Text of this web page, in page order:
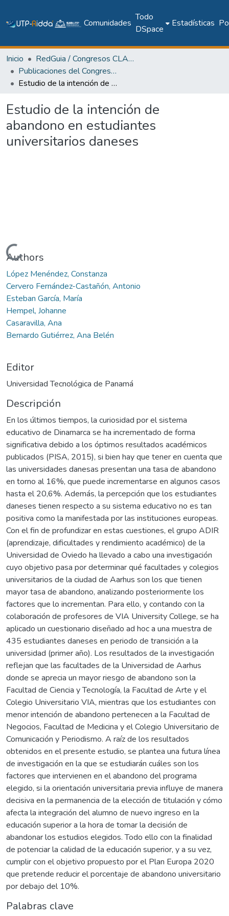
Comunidades
Todo
DSpace
Estadísticas
Inicio
RedGuia / Congresos CLABES
Publicaciones del Congreso Internacional CLABES
Estudio de la intención de abandono en estudiantes universitarios daneses
Estudio de la intención de
abandono en estudiantes
universitarios daneses
Cargando...
Authors
López Menéndez, Constanza
Cervero Fernández-Castañón, Antonio
Esteban García, María
Hempel, Johanne
Casaravilla, Ana
Bernardo Gutiérrez, Ana Belén
Editor
Universidad Tecnológica de Panamá
Descripción
En los últimos tiempos, la curiosidad por el sistema
educativo de Dinamarca se ha incrementado de forma
significativa debido a los óptimos resultados académicos
publicados (PISA, 2015), si bien hay que tener en cuenta que
las universidades danesas presentan una tasa de abandono
en torno al 16%, que puede incrementarse en algunos casos
hasta el 20,6%. Además, la percepción que los estudiantes
daneses tienen respecto a su sistema educativo no es tan
positiva como la manifestada por las instituciones europeas.
Con el fin de profundizar en estas cuestiones, el grupo ADIR
(aprendizaje, dificultades y rendimiento académico) de la
Universidad de Oviedo ha llevado a cabo una investigación
cuyo objetivo pasa por determinar qué facultades y colegios
universitarios de la ciudad de Aarhus son los que tienen
mayor tasa de abandono, analizando posteriormente los
factores que lo incrementan. Para ello, y contando con la
colaboración de profesores de VIA University College, se ha
aplicado un cuestionario diseñado ad hoc a una muestra de
435 estudiantes daneses en periodo de transición a la
universidad (primer año). Los resultados de la investigación
reflejan que las facultades de la Universidad de Aarhus
donde se aprecia un mayor riesgo de abandono son la
Facultad de Ciencia y Tecnología, la Facultad de Arte y el
Colegio Universitario VIA, mientras que los estudiantes con
menor intención de abandono pertenecen a la Facultad de
Negocios, Facultad de Medicina y el Colegio Universitario de
Comunicación y Periodismo. A raíz de los resultados
obtenidos en el presente estudio, se plantea una futura línea
de investigación en la que se estudiarán cuáles son los
factores que intervienen en el abandono del programa
elegido, si la orientación universitaria previa influye de manera
decisiva en la permanencia de la elección de titulación y cómo
afecta la integración del alumno de nuevo ingreso en la
educación superior a la hora de tomar la decisión de
abandonar los estudios elegidos. Todo ello con la finalidad
de potenciar la calidad de la educación superior, y a su vez,
cumplir con el objetivo propuesto por el Plan Europa 2020
que pretende reducir el porcentaje de abandono universitario
por debajo del 10%.
Palabras clave